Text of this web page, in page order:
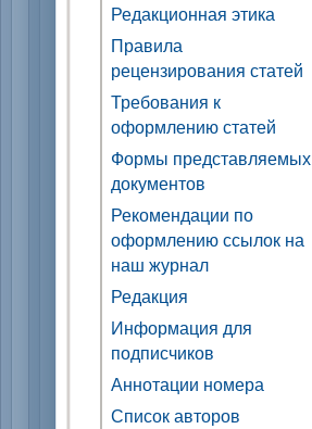
Редакционная этика
Правила
рецензирования статей
Требования к
оформлению статей
Формы представляемых
документов
Рекомендации по
оформлению ссылок на
наш журнал
Редакция
Информация для
подписчиков
Аннотации номера
Список авторов